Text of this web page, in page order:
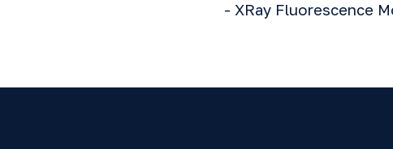
- XRay Fluorescence